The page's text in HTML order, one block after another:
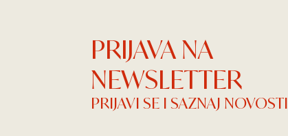
PRIJAVA NA
NEWSLETTER
PRIJAVI SE I SAZNAJ NOVOSTI